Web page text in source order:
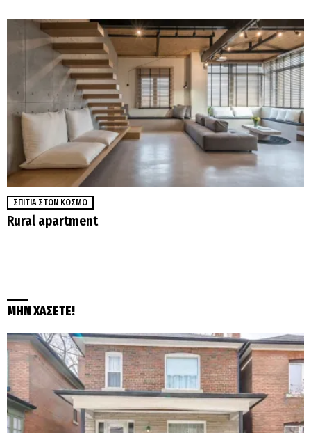
ΣΠΊΤΙΑ ΣΤΟΝ ΚΌΣΜΟ
Rural apartment
ΜΗΝ ΧΑΣΕΤΕ!